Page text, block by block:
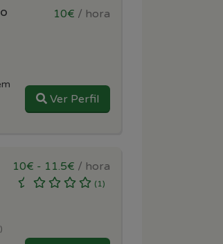
10€ / hora
Ver Perfil
10€ - 11.5€ / hora
(1)